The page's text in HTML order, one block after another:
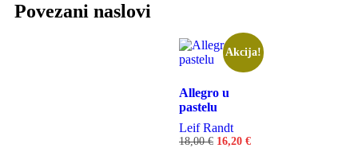
Povezani naslovi
Akcija!
Allegro u
pastelu
Leif Randt
18,00€ 16,20 €